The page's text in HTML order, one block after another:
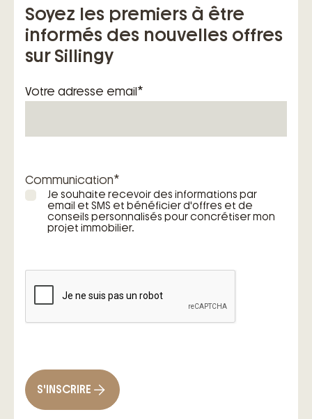
Soyez les premiers à être
informés des nouvelles offres
sur Sillingy
Votre adresse email *
Communication*
Je souhaite recevoir des informations par
email et SMS et bénéficier d'offres et de
conseils personnalisés pour concrétiser mon
projet immobilier.
S'INSCRIRE